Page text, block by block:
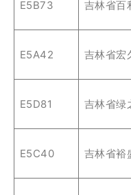
E5B73 吉林省百
E5A42 吉林省宏
E5D81 吉林省绿
E5C40 吉林省裕